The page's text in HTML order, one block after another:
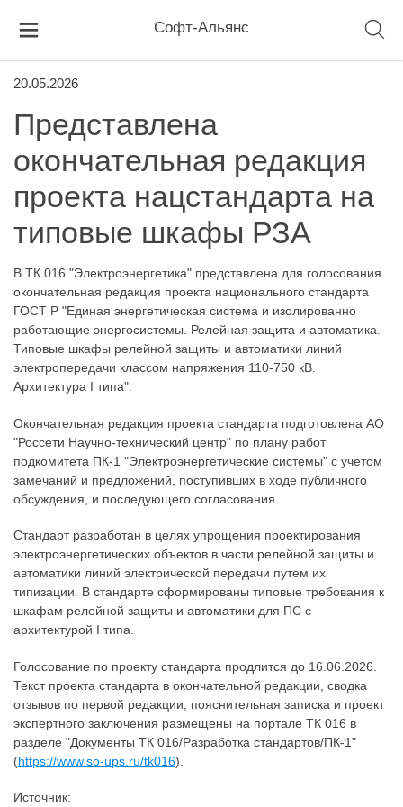
Софт-Альянс
20.05.2026
Представлена
окончательная редакция
проекта нацстандарта на
типовые шкафы РЗА
В ТК 016 "Электроэнергетика" представлена для голосования
окончательная редакция проекта национального стандарта
ГОСТ Р "Единая энергетическая система и изолированно
работающие энергосистемы. Релейная защита и автоматика.
Типовые шкафы релейной защиты и автоматики линий
электропередачи классом напряжения 110-750 кВ.
Архитектура I типа".
Окончательная редакция проекта стандарта подготовлена АО
"Россети Научно-технический центр" по плану работ
подкомитета ПК-1 "Электроэнергетические системы" c учетом
замечаний и предложений, поступивших в ходе публичного
обсуждения, и последующего согласования.
Стандарт разработан в целях упрощения проектирования
электроэнергетических объектов в части релейной защиты и
автоматики линий электрической передачи путем их
типизации. В стандарте сформированы типовые требования к
шкафам релейной защиты и автоматики для ПС с
архитектурой I типа.
Голосование по проекту стандарта продлится до 16.06.2026.
Текст проекта стандарта в окончательной редакции, сводка
отзывов по первой редакции, пояснительная записка и проект
экспертного заключения размещены на портале ТК 016 в
разделе "Документы ТК 016/Разработка стандартов/ПК-1"
(https://www.so-ups.ru/tk016).
Источник: